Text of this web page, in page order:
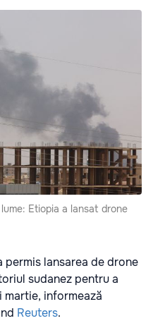
Etiopia a lansat drone
permis lansarea de drone
sudanez pentru a
informează
Reuters.